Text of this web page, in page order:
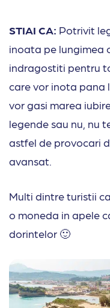
STIAI CA: Potrivit
inoata pe lungimea
indragostiti pentru
care vor inota pana
vor gasi marea
legende sau nu, nu
astfel de provocari
avansat.
Multi dintre turistii
o moneda in apele
dorintelor 🙂